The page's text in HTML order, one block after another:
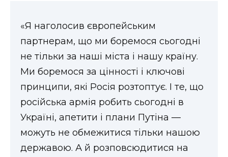
«Я наголосив європейським
партнерам, що ми боремося сьогодні
не тільки за наші міста і нашу країну.
Ми боремося за цінності і ключові
принципи, які Росія розтоптує. І те, що
російська армія робить сьогодні в
Україні, апетити і плани Путіна —
можуть не обмежитися тільки нашою
державою. А й розповсюдитися на